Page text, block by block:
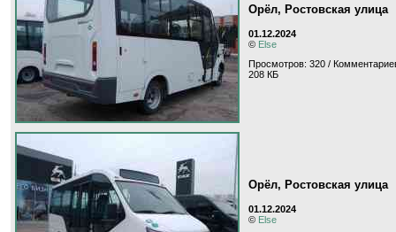
Орёл, Ростовская улица
01.12.2024
© Else
Просмотров: 320 /
208 КБ
Орёл, Ростовская улица
01.12.2024
© Else